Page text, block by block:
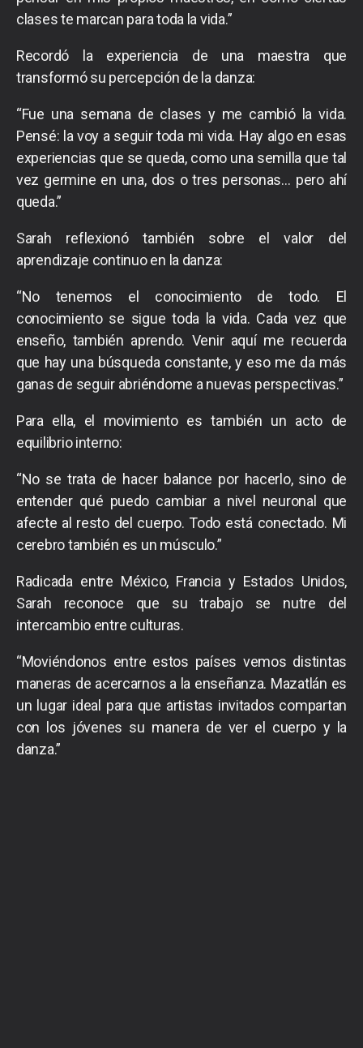
clases te marcan para toda la vida.”
Recordó la experiencia de una maestra que
transformó su percepción de la danza:
“Fue una semana de clases y me cambió la vida.
Pensé: la voy a seguir toda mi vida. Hay algo en esas
experiencias que se queda, como una semilla que tal
vez germine en una, dos o tres personas… pero ahí
queda.”
Sarah reflexionó también sobre el valor del
aprendizaje continuo en la danza:
“No tenemos el conocimiento de todo. El
conocimiento se sigue toda la vida. Cada vez que
enseño, también aprendo. Venir aquí me recuerda
que hay una búsqueda constante, y eso me da más
ganas de seguir abriéndome a nuevas perspectivas.”
Para ella, el movimiento es también un acto de
equilibrio interno:
“No se trata de hacer balance por hacerlo, sino de
entender qué puedo cambiar a nivel neuronal que
afecte al resto del cuerpo. Todo está conectado. Mi
cerebro también es un músculo.”
Radicada entre México, Francia y Estados Unidos,
Sarah reconoce que su trabajo se nutre del
intercambio entre culturas.
“Moviéndonos entre estos países vemos distintas
maneras de acercarnos a la enseñanza. Mazatlán es
un lugar ideal para que artistas invitados compartan
con los jóvenes su manera de ver el cuerpo y la
danza.”